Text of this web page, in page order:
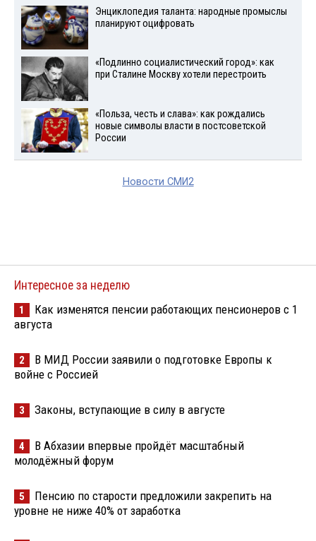
Энциклопедия таланта: народные промыслы
планируют оцифровать
«Подлинно социалистический город»: как
при Сталине Москву хотели перестроить
«Польза, честь и слава»: как рождались
новые символы власти в постсоветской
России
Новости СМИ2
Интересное за неделю
1
Как изменятся пенсии работающих пенсионеров с 1
августа
2
В МИД России заявили о подготовке Европы к
войне с Россией
3 Законы, вступающие в силу в августе
4
В Абхазии впервые пройдёт масштабный
молодёжный форум
5
Пенсию по старости предложили закрепить на
уровне не ниже 40% от заработка